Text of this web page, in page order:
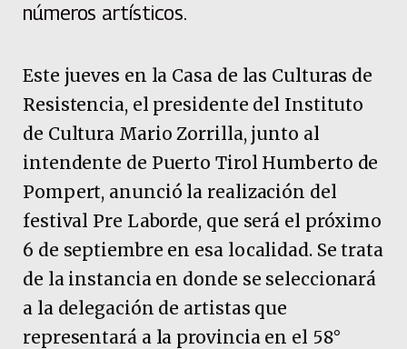
números artísticos.
Este jueves en la Casa de las Culturas de
Resistencia, el presidente del Instituto
de Cultura Mario Zorrilla, junto al
intendente de Puerto Tirol Humberto de
Pompert, anunció la realización del
festival Pre Laborde, que será el próximo
6 de septiembre en esa localidad. Se trata
de la instancia en donde se seleccionará
a la delegación de artistas que
representará a la provincia en el 58°